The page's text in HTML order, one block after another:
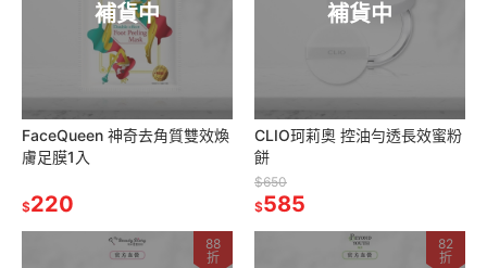
補貨中
FaceQueen 神奇去角質雙效煥
膚足膜1入
$220
補貨中
CLIO珂莉奧 控油勻透長效蜜粉
餅
$650
$585
88
折
82
折